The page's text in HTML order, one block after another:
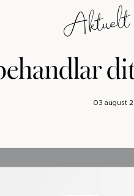
Aktuelt
03 august